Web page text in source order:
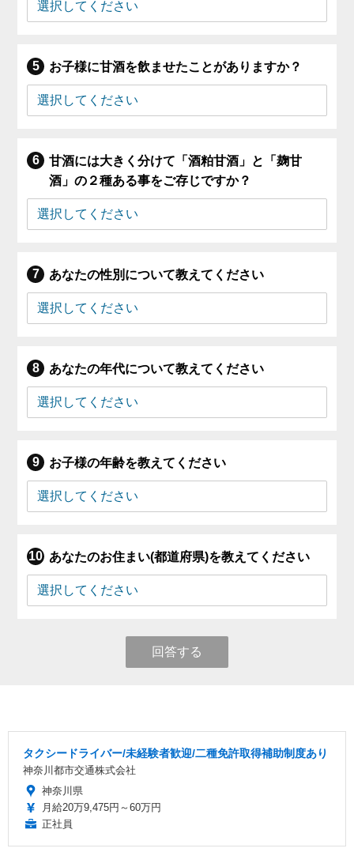
お子様に甘酒を飲ませたことがありますか？
甘酒には大きく分けて「酒粕甘酒」と「麹甘
酒」の２種ある事をご存じですか？
あなたの性別について教えてください
あなたの年代について教えてください
お子様の年齢を教えてください
あなたのお住まい(都道府県)を教えてください
回答する
タクシードライバー/未経験者歓迎/二種免許取得補助制度あり
神奈川都市交通株式会社
神奈川県
月給20万9,475円～60万円
正社員